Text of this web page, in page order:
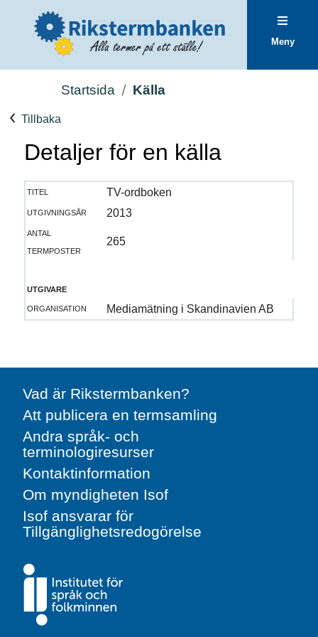
Meny
Startsida Källa
Tillbaka
Detaljer för en källa
titel
TV-ordboken
utgivningsår
2013
antal
termposter
265
utgivare
organisation
Mediamätning i Skandinavien AB
Vad är Rikstermbanken?
Att publicera en termsamling
Andra språk- och
terminologiresurser
Kontaktinformation
Om myndigheten Isof
Isof ansvarar för
Tillgänglighetsredogörelse